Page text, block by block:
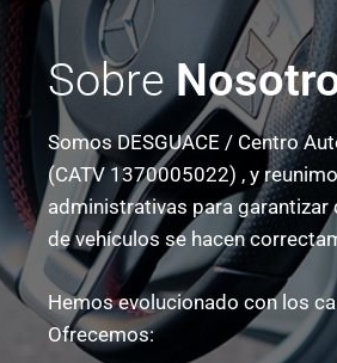
Sobre
Somos DESGUACE / Centro
(CATV 1370005022) , y
administrativas para
de vehículos se hacen
Hemos evolucionado con los
Ofrecemos: